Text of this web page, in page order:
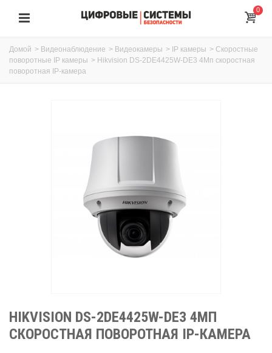
0
Домой > Видеонаблюдение > Видеокамеры > IP камеры > Скоростные
поворотные IP камеры > Hikvision DS-2DE4425W-DE3 4Мп скоростная
поворотная IP-камера
HIKVISION DS-2DE4425W-DE3 4МП
СКОРОСТНАЯ ПОВОРОТНАЯ IP-КАМЕРА